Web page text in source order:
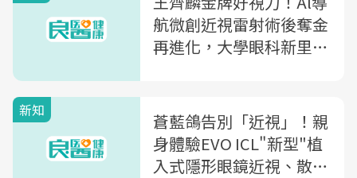
航微創近視雷射術後奪金
再進化，大學眼科新里
新知
蒼藍鴿告別「近視」！親
身體驗EVO ICL"新型"植
入式隱形眼鏡近視、散光